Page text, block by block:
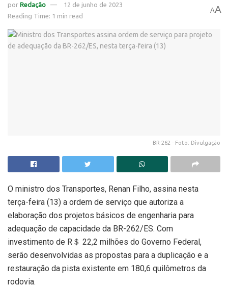
por Redação
12 de junho de 2023
Reading Time: 1 min read
AA
BR-262 - Foto: Divulgação
O ministro dos Transportes, Renan Filho, assina nesta
terça-feira (13) a ordem de serviço que autoriza a
elaboração dos projetos básicos de engenharia para
adequação de capacidade da BR-262/ES. Com
investimento de R＄ 22,2 milhões do Governo Federal,
serão desenvolvidas as propostas para a duplicação e a
restauração da pista existente em 180,6 quilômetros da
rodovia.